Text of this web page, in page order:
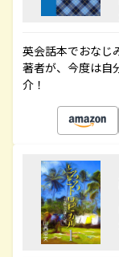
英会話本でおなじ
著者が、今度は自
介！